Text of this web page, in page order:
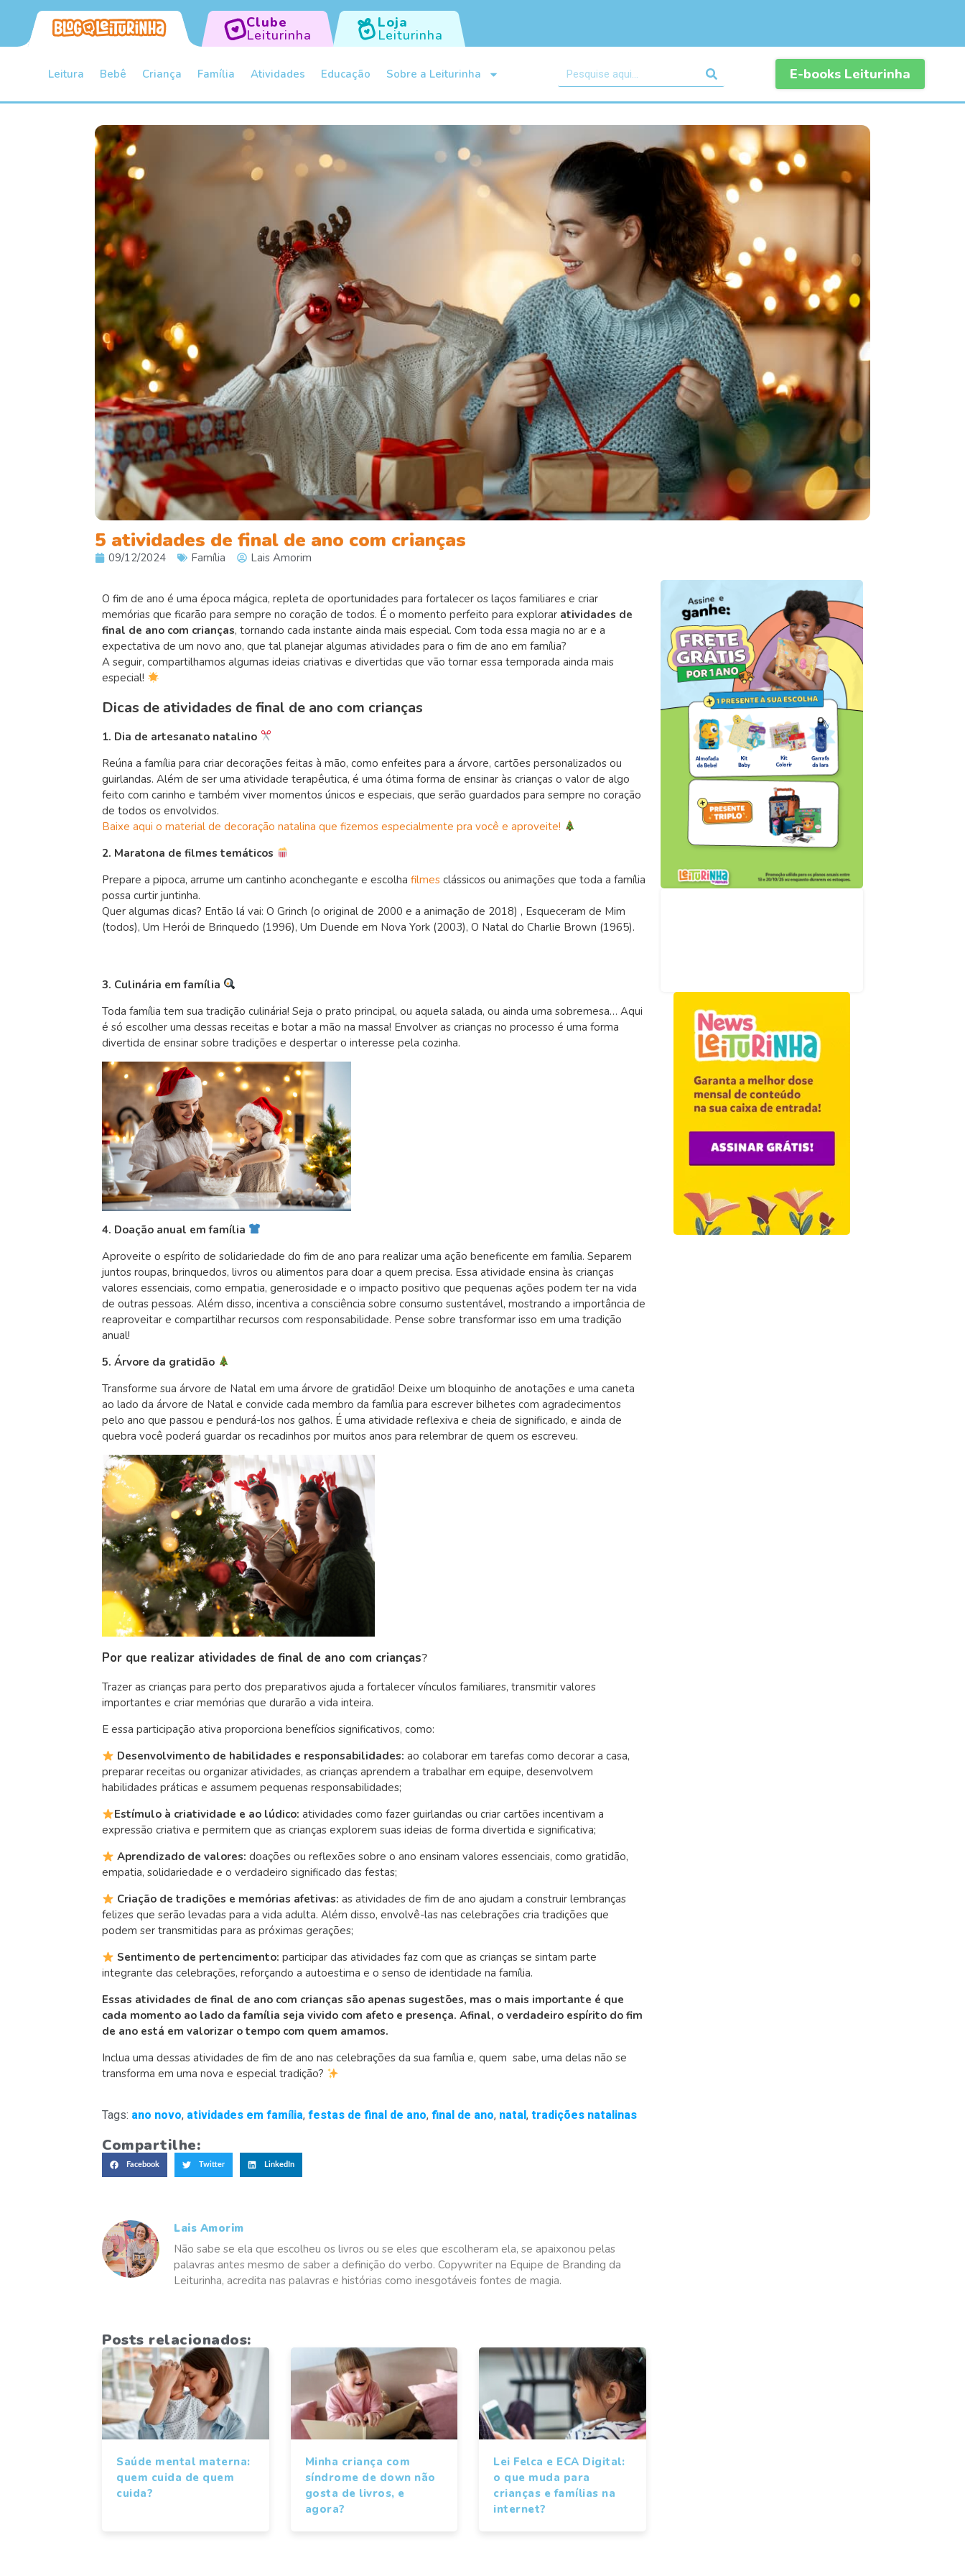
Clube
Leiturinha
Loja
Leiturinha
Leitura Bebê Criança Família Atividades Educação Sobre a Leiturinha E-books Leiturinha
5 atividades de final de ano com crianças
09/12/2024 Família Lais Amorim
O fim de ano é uma época mágica, repleta de oportunidades para fortalecer os laços familiares e criar
memórias que ficarão para sempre no coração de todos. É o momento perfeito para explorar atividades de
final de ano com crianças, tornando cada instante ainda mais especial. Com toda essa magia no ar e a
expectativa de um novo ano, que tal planejar algumas atividades para o fim de ano em família?
A seguir, compartilhamos algumas ideias criativas e divertidas que vão tornar essa temporada ainda mais
especial!
Dicas de atividades de final de ano com crianças
1. Dia de artesanato natalino
Reúna a família para criar decorações feitas à mão, como enfeites para a árvore, cartões personalizados ou
guirlandas. Além de ser uma atividade terapêutica, é uma ótima forma de ensinar às crianças o valor de algo
feito com carinho e também viver momentos únicos e especiais, que serão guardados para sempre no coração
de todos os envolvidos.
Baixe aqui o material de decoração natalina que fizemos especialmente pra você e aproveite!
2. Maratona de filmes temáticos
Prepare a pipoca, arrume um cantinho aconchegante e escolha filmes clássicos ou animações que toda a família
possa curtir juntinha.
Quer algumas dicas? Então lá vai: O Grinch (o original de 2000 e a animação de 2018) , Esqueceram de Mim
(todos), Um Herói de Brinquedo (1996), Um Duende em Nova York (2003), O Natal do Charlie Brown (1965).
3. Culinária em família
Toda família tem sua tradição culinária! Seja o prato principal, ou aquela salada, ou ainda uma sobremesa… Aqui
é só escolher uma dessas receitas e botar a mão na massa! Envolver as crianças no processo é uma forma
divertida de ensinar sobre tradições e despertar o interesse pela cozinha.
4. Doação anual em família
Aproveite o espírito de solidariedade do fim de ano para realizar uma ação beneficente em família. Separem
juntos roupas, brinquedos, livros ou alimentos para doar a quem precisa. Essa atividade ensina às crianças
valores essenciais, como empatia, generosidade e o impacto positivo que pequenas ações podem ter na vida
de outras pessoas. Além disso, incentiva a consciência sobre consumo sustentável, mostrando a importância de
reaproveitar e compartilhar recursos com responsabilidade. Pense sobre transformar isso em uma tradição
anual!
5. Árvore da gratidão
Transforme sua árvore de Natal em uma árvore de gratidão! Deixe um bloquinho de anotações e uma caneta
ao lado da árvore de Natal e convide cada membro da família para escrever bilhetes com agradecimentos
pelo ano que passou e pendurá-los nos galhos. É uma atividade reflexiva e cheia de significado, e ainda de
quebra você poderá guardar os recadinhos por muitos anos para relembrar de quem os escreveu.
Por que realizar atividades de final de ano com crianças?
Trazer as crianças para perto dos preparativos ajuda a fortalecer vínculos familiares, transmitir valores
importantes e criar memórias que durarão a vida inteira.
E essa participação ativa proporciona benefícios significativos, como:
Desenvolvimento de habilidades e responsabilidades: ao colaborar em tarefas como decorar a casa,
preparar receitas ou organizar atividades, as crianças aprendem a trabalhar em equipe, desenvolvem
habilidades práticas e assumem pequenas responsabilidades;
Estímulo à criatividade e ao lúdico:atividades como fazer guirlandas ou criar cartões incentivam a
expressão criativa e permitem que as crianças explorem suas ideias de forma divertida e significativa;
Aprendizado de valores:doações ou reflexões sobre o ano ensinam valores essenciais, como gratidão,
empatia, solidariedade e o verdadeiro significado das festas;
Criação de tradições e memórias afetivas: as atividades de fim de ano ajudam a construir lembranças
felizes que serão levadas para a vida adulta. Além disso, envolvê-las nas celebrações cria tradições que
podem ser transmitidas para as próximas gerações;
Sentimento de pertencimento: participar das atividades faz com que as crianças se sintam parte
integrante das celebrações, reforçando a autoestima e o senso de identidade na família.
Essas atividades de final de ano com crianças são apenas sugestões, mas o mais importante é que
cada momento ao lado da família seja vivido com afeto e presença. Afinal, o verdadeiro espírito do fim
de ano está em valorizar o tempo com quem amamos.
Inclua uma dessas atividades de fim de ano nas celebrações da sua família e, quem sabe, uma delas não se
transforma em uma nova e especial tradição?
Tags: ano novo, atividades em família, festas de final de ano, final de ano, natal, tradições natalinas
Compartilhe:
Facebook Twitter LinkedIn
Lais Amorim
Não sabe se ela que escolheu os livros ou se eles que escolheram ela, se apaixonou pelas
palavras antes mesmo de saber a definição do verbo. Copywriter na Equipe de Branding da
Leiturinha, acredita nas palavras e histórias como inesgotáveis fontes de magia.
Posts relacionados:
Saúde mental materna:
quem cuida de quem
cuida?
Minha criança com
síndrome de down não
gosta de livros, e
agora?
Lei Felca e ECA Digital:
o que muda para
crianças e famílias na
internet?